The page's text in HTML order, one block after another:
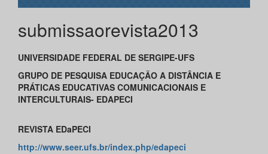
submissaorevista2013
UNIVERSIDADE FEDERAL DE SERGIPE-UFS
GRUPO DE PESQUISA EDUCAÇÃO A DISTÂNCIA E
PRÁTICAS EDUCATIVAS COMUNICACIONAIS E
INTERCULTURAIS- EDAPECI
REVISTA EDaPECI
http://www.seer.ufs.br/index.php/edapeci